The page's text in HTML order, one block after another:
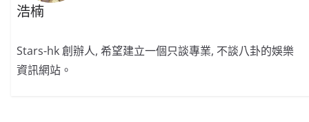
浩楠
Stars-hk 創辦人, 希望建立一個只談專業, 不談八卦的娛樂
資訊網站。